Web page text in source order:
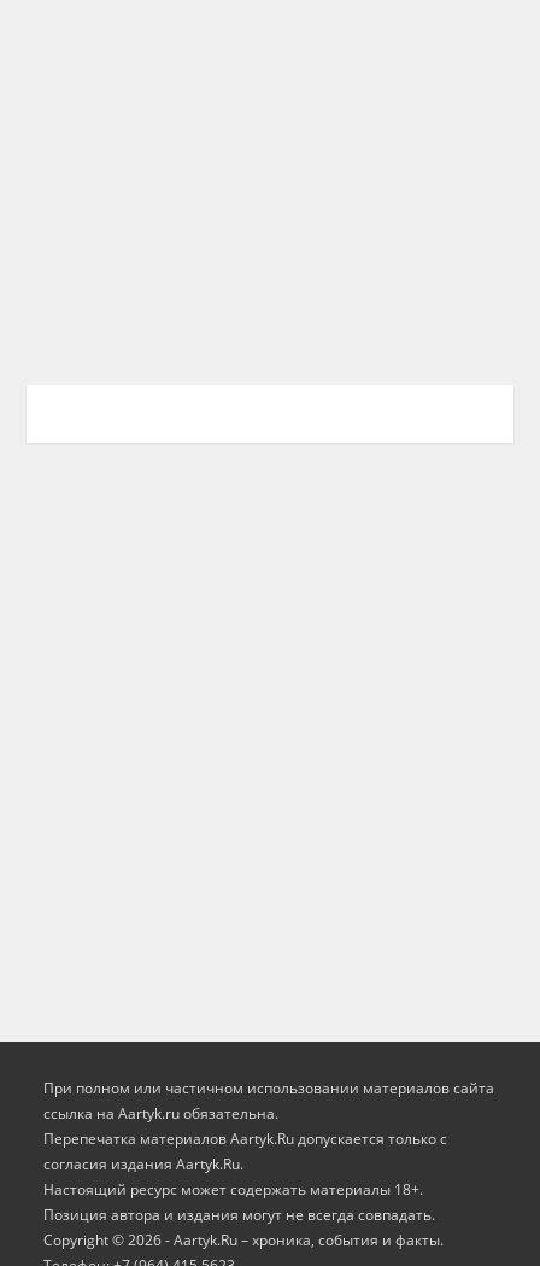
При полном или частичном использовании материалов сайта
ссылка на Aartyk.ru oбязательна.
Перепечатка материалов Aartyk.Ru допускается только с
согласия издания Aartyk.Ru.
Настоящий ресурс может содержать материалы 18+.
Позиция автора и издания могут не всегда совпадать.
Copyright © 2026 - Aartyk.Ru – хроника, события и факты.